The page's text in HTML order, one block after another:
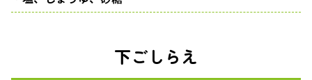
下ごしらえ